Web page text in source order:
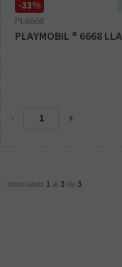
-33%
PL6668
PLAYMOBIL ® 6668
- +
mostrando 1 al 3 de 3